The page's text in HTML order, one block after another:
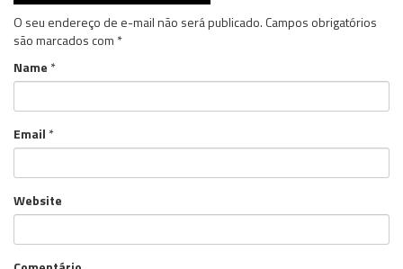
O seu endereço de e-mail não será publicado. Campos obrigatórios
são marcados com *
Name *
Email *
Website